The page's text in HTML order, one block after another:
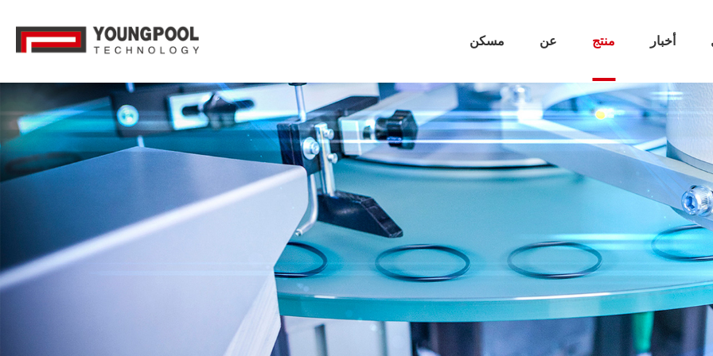
مسكن عن منتج أخبار